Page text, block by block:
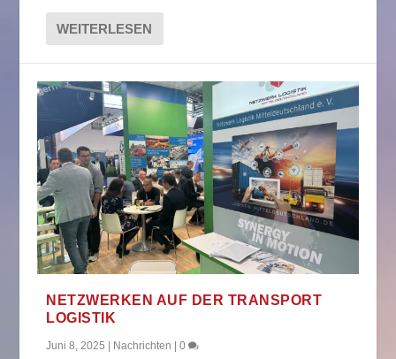
WEITERLESEN
NETZWERKEN AUF DER TRANSPORT
LOGISTIK
Juni 8, 2025 | Nachrichten |0